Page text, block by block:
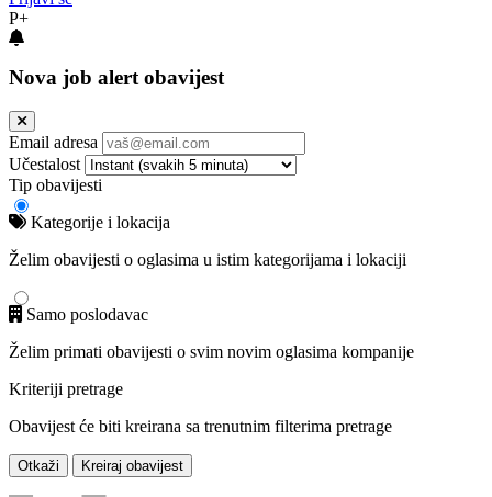
P+
Nova job alert obavijest
Email adresa
Učestalost
Tip obavijesti
Kategorije i lokacija
Želim obavijesti o oglasima u istim kategorijama i lokaciji
Samo poslodavac
Želim primati obavijesti o svim novim oglasima kompanije
Kriteriji pretrage
Obavijest će biti kreirana sa trenutnim filterima pretrage
Otkaži Kreiraj obavijest